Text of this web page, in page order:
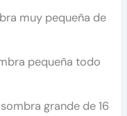
muy pequeña de
pequeña todo
grande de 16